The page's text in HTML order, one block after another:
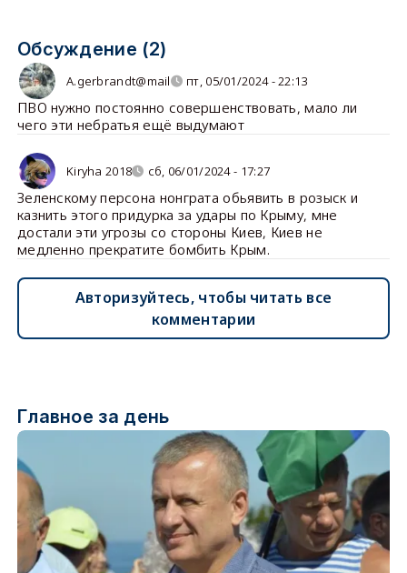
Обсуждение (2)
A.gerbrandt@mail пт, 05/01/2024 - 22:13
ПВО нужно постоянно совершенствовать, мало ли
чего эти небратья ещё выдумают
Kiryha 2018 сб, 06/01/2024 - 17:27
Зеленскому персона нонграта обьявить в розыск и
казнить этого придурка за удары по Крыму, мне
достали эти угрозы со стороны Киев, Киев не
медленно прекратите бомбить Крым.
Авторизуйтесь, чтобы читать все
комментарии
Главное за день